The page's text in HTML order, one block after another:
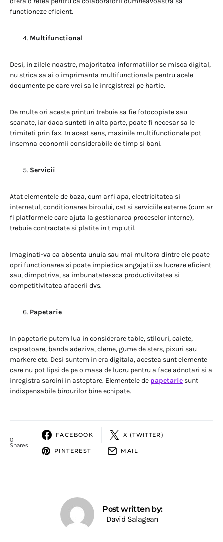
functioneze eficient.
Multifunctional
Desi, in zilele noastre, majoritatea informatiilor se misca digital,
nu strica sa ai o imprimanta multifunctionala pentru acele
documente pe care vrei sa le inregistrezi pe hartie.
De multe ori aceste printuri trebuie sa fie fotocopiate sau
scanate, iar daca sunteti in alta parte, poate fi necesar sa le
trimiteti prin fax. In acest sens, masinile multifunctionale pot
insemna economii considerabile de timp si bani.
Servicii
Atat elementele de baza, cum ar fi apa, electricitatea si
internetul, conditionarea biroului, cat si serviciile externe (cum ar
fi platformele care ajuta la gestionarea proceselor interne),
trebuie contractate si platite in timp util.
Imaginati-va ca absenta unuia sau mai multora dintre ele poate
opri functionarea si poate impiedica angajatii sa lucreze eficient
sau, dimpotriva, sa imbunatateasca productivitatea si
competitivitatea afacerii dvs.
Papetarie
In papetarie putem lua in considerare table, stilouri, caiete,
capsatoare, banda adeziva, cleme, gume de sters, pixuri sau
markere etc. Desi suntem in era digitala, acestea sunt elemente
care nu pot lipsi de pe o masa de lucru pentru a face adnotari si a
inregistra sarcini in asteptare. Elementele de papetarie sunt
indispensabile birourilor bine echipate.
0
Shares
FACEBOOK X (TWITTER)
PINTEREST MAIL
Post written by:
David Salagean